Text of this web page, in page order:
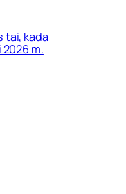
tai, kada
m.